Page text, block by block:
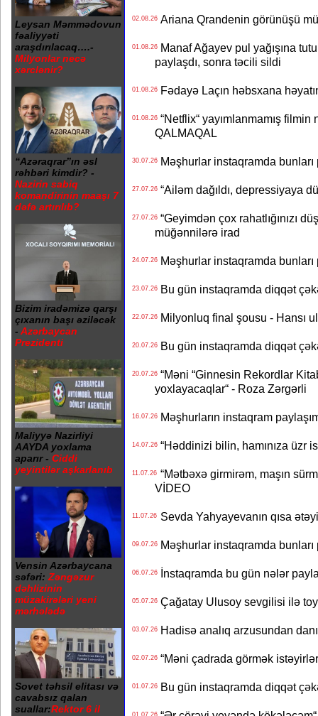
Leysan Məmmədovun
fəaliyyəti
araşdırılacaq….-
Milyonlar necə
xərclənir?
“Azəraqrar”ın əsl
rəhbəri kimdir? -
Nazirin sabiq
komandirinin maaşı 7
dəfə artırılıb?
Bizim iradəmizə qarşı
çıxanın başı əziləcək
- Azərbaycan
Prezidenti
Maliyyə Nazirliyi
AAYDA yoxlama
aparır - Ciddi
yeyintilər aşkarlanıb
Vensin Azərbaycana
səfəri: Zəngəzur
dəhlizinin
müzakirələri yeni
mərhələdə
Sovet təhsil elitası və
cavabsız qalan
suallar:Rektor 6 il
02.08.26Ariana Qrandenin görünüşü
01.08.26Manaf Ağayev pul yağışına
paylaşdı, sonra təcili sildi
01.08.26Fədayə Laçın həbsxana
01.08.26“Netflix“ yayımlanmamış
QALMAQAL
30.07.26Məşhurlar instaqramda bunları
27.07.26“Ailəm dağıldı, depressiyaya
27.07.26“Geyimdən çox rahatlığınızı
müğənnilərə irad
24.07.26Məşhurlar instaqramda bunları
23.07.26Bu gün instaqramda diqqət
22.07.26Milyonluq final şousu - Hansı
20.07.26Bu gün instaqramda diqqət
20.07.26“Məni “Ginnesin Rekordlar
yoxlayacaqlar“ - Roza Zərgərli
16.07.26Məşhurların instaqram
14.07.26“Həddinizi bilin, hamınıza üzr
11.07.26“Mətbəxə girmirəm, maşın
VİDEO
11.07.26Sevda Yahyayevanın qısa
09.07.26Məşhurlar instaqramda bunları
06.07.26İnstaqramda bu gün nələr
05.07.26Çağatay Ulusoy sevgilisi ilə
03.07.26Hadisə analıq arzusundan
02.07.26“Məni çadrada görmək
01.07.26Bu gün instaqramda diqqət
01.07.26